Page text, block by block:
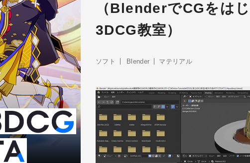
（BlenderでCGをは
3DCG教室）
ソフト Blender マテリアル